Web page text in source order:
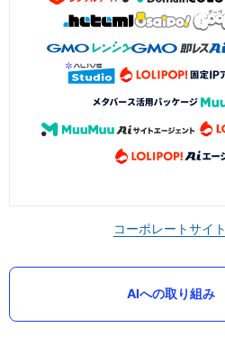
コーポレートサイト
AIへの取り組み